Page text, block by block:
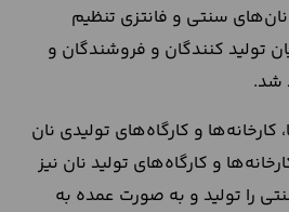
سنتی و فانتزی تنظیم
تولید کنندگان و فروشندگان و
شد.
کارخانه‌ها و کارگاه‌های تولیدی نان
و کارگاه‌های تولید نان نیز
را تولید و به صورت عمده به